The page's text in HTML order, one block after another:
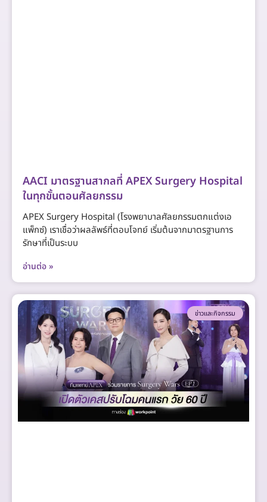
AACI มาตรฐานสากลที่ APEX Surgery Hospital
ในทุกขั้นตอนศัลยกรรม
APEX Surgery Hospital (โรงพยาบาลศัลยกรรมตกแต่งเอ
แพ็กซ์) เราเชื่อว่าผลลัพธ์ที่ตอบโจทย์ เริ่มต้นจากมาตรฐานการ
รักษาที่เป็นระบบ
อ่านต่อ »
ข่าวและกิจกรรม